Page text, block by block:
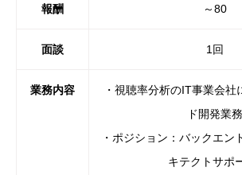
報酬 ～80
面談 1回
業務内容
・視聴率分析のIT事業会社
ド開発業務
・ポジション：バックエン
キテクトサポ